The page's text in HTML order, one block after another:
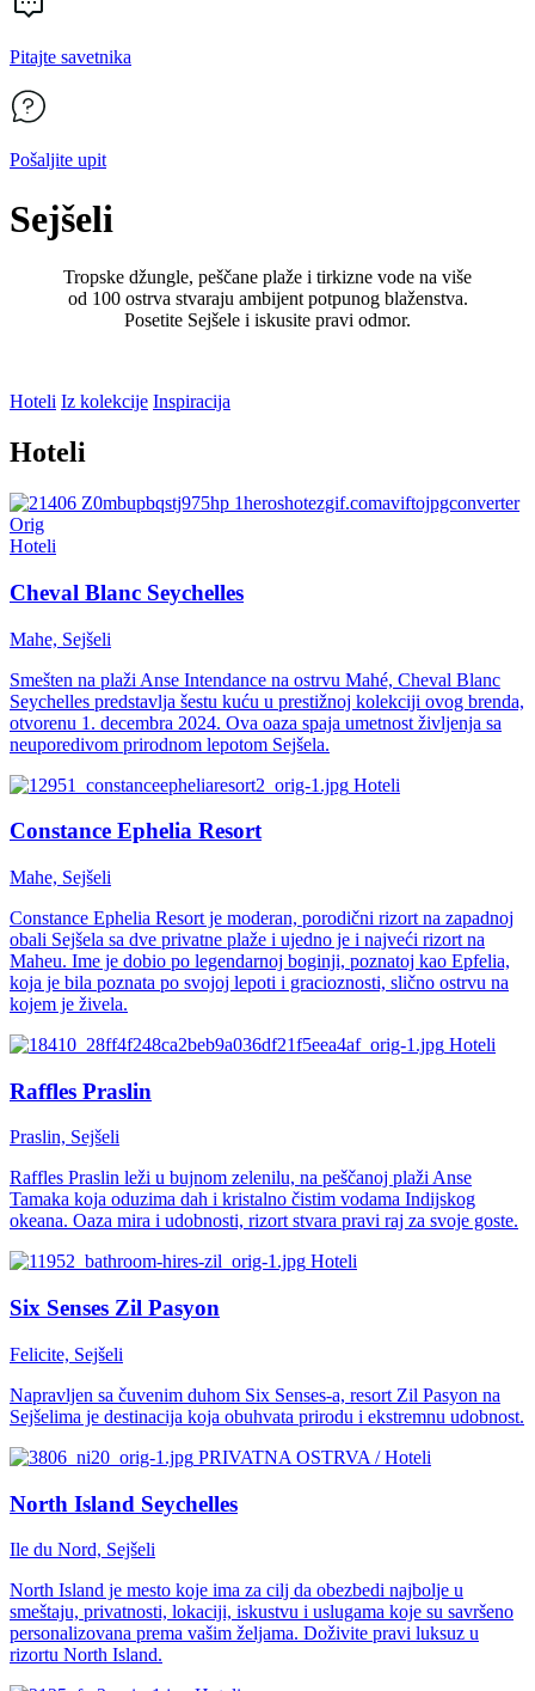
Pitajte savetnika
Pošaljite upit
Sejšeli
Tropske džungle, peščane plaže i tirkizne vode na više
od 100 ostrva stvaraju ambijent potpunog blaženstva.
Posetite Sejšele i iskusite pravi odmor.
Hoteli Iz kolekcije Inspiracija
Hoteli
Hoteli
Cheval Blanc Seychelles
Mahe, Sejšeli
Smešten na plaži Anse Intendance na ostrvu Mahé, Cheval Blanc
Seychelles predstavlja šestu kuću u prestižnoj kolekciji ovog brenda,
otvorenu 1. decembra 2024. Ova oaza spaja umetnost življenja sa
neuporedivom prirodnom lepotom Sejšela.
Hoteli
Constance Ephelia Resort
Mahe, Sejšeli
Constance Ephelia Resort je moderan, porodični rizort na zapadnoj
obali Sejšela sa dve privatne plaže i ujedno je i najveći rizort na
Maheu. Ime je dobio po legendarnoj boginji, poznatoj kao Epfelia,
koja je bila poznata po svojoj lepoti i gracioznosti, slično ostrvu na
kojem je živela.
Hoteli
Raffles Praslin
Praslin, Sejšeli
Raffles Praslin leži u bujnom zelenilu, na peščanoj plaži Anse
Tamaka koja oduzima dah i kristalno čistim vodama Indijskog
okeana. Oaza mira i udobnosti, rizort stvara pravi raj za svoje goste.
Hoteli
Six Senses Zil Pasyon
Felicite, Sejšeli
Napravljen sa čuvenim duhom Six Senses-a, resort Zil Pasyon na
Sejšelima je destinacija koja obuhvata prirodu i ekstremnu udobnost.
PRIVATNA OSTRVA / Hoteli
North Island Seychelles
Ile du Nord, Sejšeli
North Island je mesto koje ima za cilj da obezbedi najbolje u
smeštaju, privatnosti, lokaciji, iskustvu i uslugama koje su savršeno
personalizovana prema vašim željama. Doživite pravi luksuz u
rizortu North Island.